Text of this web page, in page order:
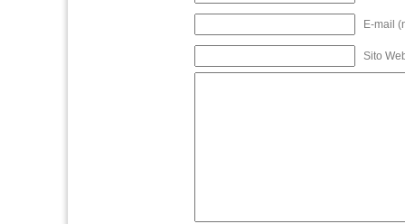
E-mail
Sito